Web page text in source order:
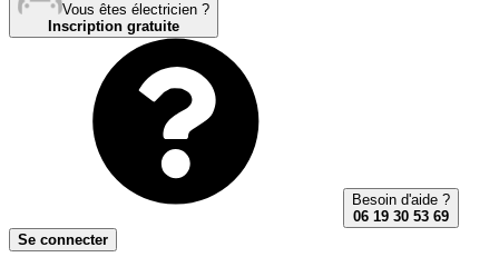
Vous êtes électricien ?
Inscription gratuite
Besoin d'aide ?
06 19 30 53 69
Se connecter